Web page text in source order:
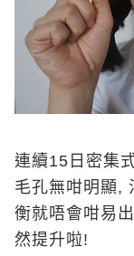
連續15日密集
毛孔無咁明顯,
衡就唔會咁易
然提升啦!